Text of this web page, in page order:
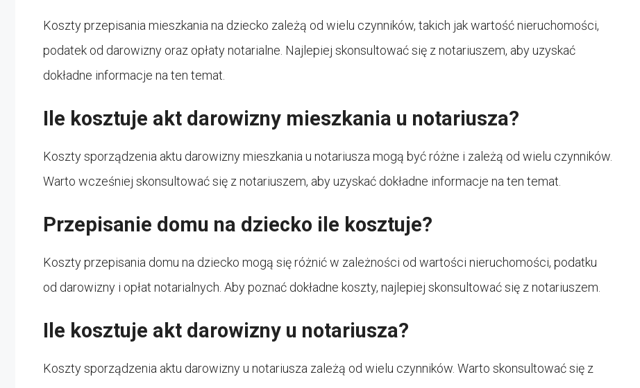
Koszty przepisania mieszkania na dziecko zależą od wielu czynników, takich jak wartość nieruchomości,
podatek od darowizny oraz opłaty notarialne. Najlepiej skonsultować się z notariuszem, aby uzyskać
dokładne informacje na ten temat.
Ile kosztuje akt darowizny mieszkania u notariusza?
Koszty sporządzenia aktu darowizny mieszkania u notariusza mogą być różne i zależą od wielu czynników.
Warto wcześniej skonsultować się z notariuszem, aby uzyskać dokładne informacje na ten temat.
Przepisanie domu na dziecko ile kosztuje?
Koszty przepisania domu na dziecko mogą się różnić w zależności od wartości nieruchomości, podatku
od darowizny i opłat notarialnych. Aby poznać dokładne koszty, najlepiej skonsultować się z notariuszem.
Ile kosztuje akt darowizny u notariusza?
Koszty sporządzenia aktu darowizny u notariusza zależą od wielu czynników. Warto skonsultować się z